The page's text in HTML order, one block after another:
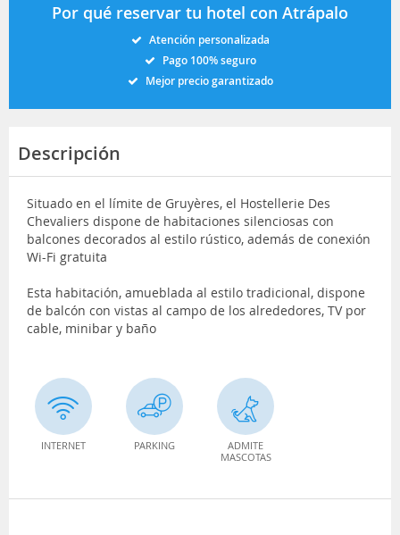
Por qué reservar tu hotel con Atrápalo
Atención personalizada
Pago 100% seguro
Mejor precio garantizado
Descripción
Situado en el límite de Gruyères, el Hostellerie Des
Chevaliers dispone de habitaciones silenciosas con
balcones decorados al estilo rústico, además de conexión
Wi-Fi gratuita
Esta habitación, amueblada al estilo tradicional, dispone
de balcón con vistas al campo de los alrededores, TV por
cable, minibar y baño
INTERNET PARKING
ADMITE
MASCOTAS